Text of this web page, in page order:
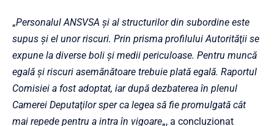
„Personalul ANSVSA şi al structurilor din subordine este
supus şi el unor riscuri. Prin prisma profilului Autorităţii se
expune la diverse boli şi medii periculoase. Pentru muncă
egală şi riscuri asemănătoare trebuie plată egală. Raportul
Comisiei a fost adoptat, iar după dezbaterea în plenul
Camerei Deputaţilor sper ca legea să fie promulgată cât
mai repede pentru a intra în vigoare„, a concluzionat